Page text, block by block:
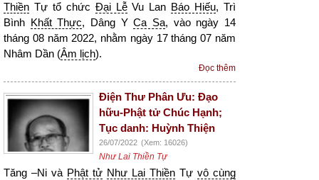
Thiền Tự tổ chức Đại LễVu Lan Báo Hiếu, Trì
Bình Khất Thực, Dâng YCa Sa, vào ngày 14
tháng 08 năm 2022, nhằm ngày 17 tháng 07 năm
Nhâm Dần (Âm lịch).
Đọc thêm
Điện Thư Phân Ưu: Đạo
hữu-Phật tử Chúc Hạnh;
Tục danh: Huỳnh Thiện
26/07/2022 (Xem: 16026)
Như Lai Thiền Tự
Tăng –Ni và Phật tử Như Lai Thiền Tự vô cùng